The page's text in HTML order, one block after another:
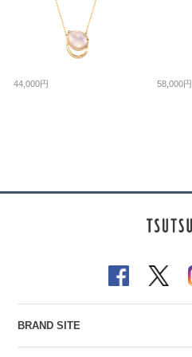
44,000円 58,000円
BRAND SITE